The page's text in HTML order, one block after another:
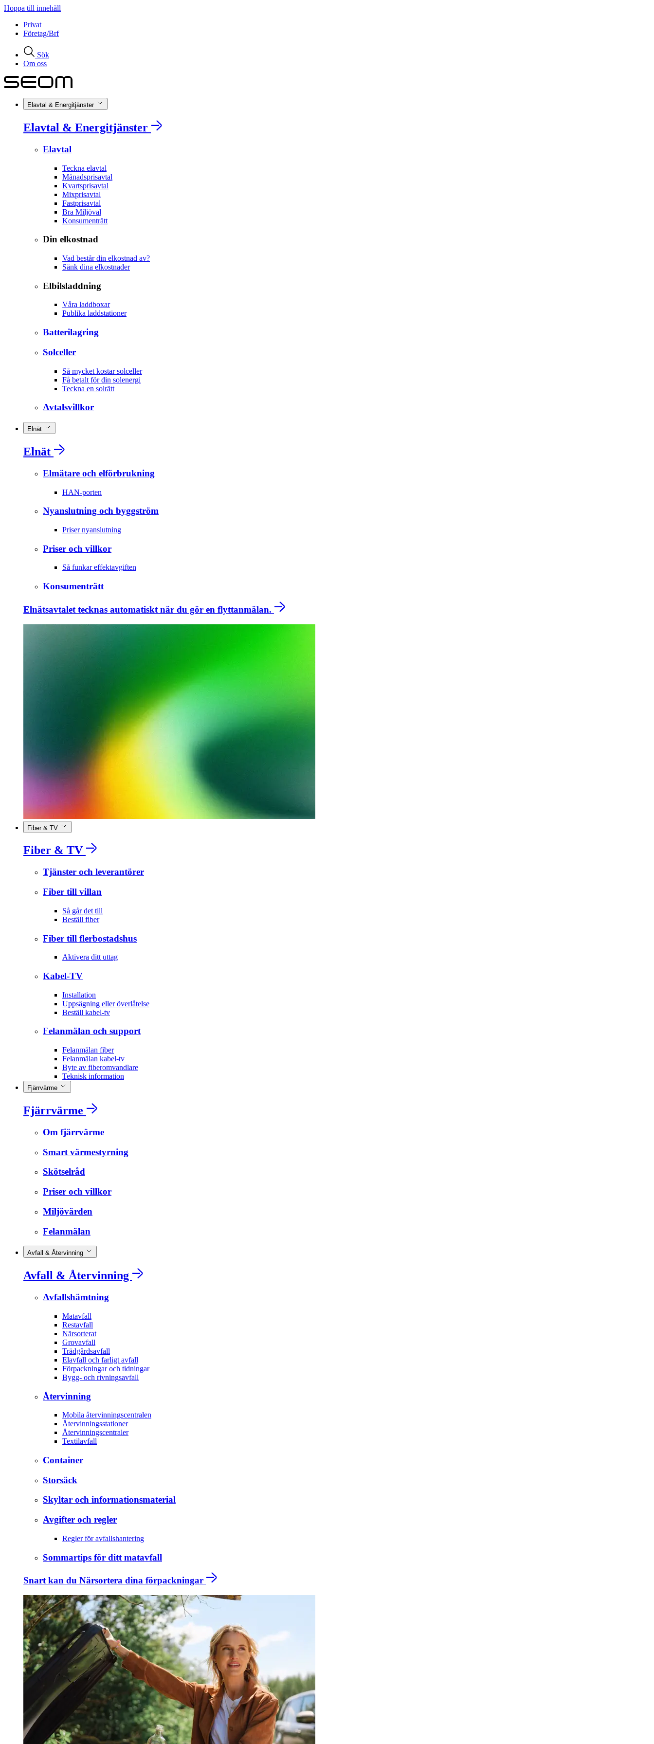
Hoppa till innehåll
Privat
Företag/Brf
Sök
Om oss
Elavtal & Energitjänster
Elavtal & Energitjänster
Elavtal
Teckna elavtal
Månadsprisavtal
Kvartsprisavtal
Mixprisavtal
Fastprisavtal
Bra Miljöval
Konsumenträtt
Din elkostnad
Vad består din elkostnad av?
Sänk dina elkostnader
Elbilsladdning
Våra laddboxar
Publika laddstationer
Batterilagring
Solceller
Så mycket kostar solceller
Få betalt för din solenergi
Teckna en solrätt
Avtalsvillkor
Elnät
Elnät
Elmätare och elförbrukning
HAN-porten
Nyanslutning och byggström
Priser nyanslutning
Priser och villkor
Så funkar effektavgiften
Konsumenträtt
Elnätsavtalet tecknas automatiskt när du gör en flyttanmälan.
Fiber & TV
Fiber & TV
Tjänster och leverantörer
Fiber till villan
Så går det till
Beställ fiber
Fiber till flerbostadshus
Aktivera ditt uttag
Kabel-TV
Installation
Uppsägning eller överlåtelse
Beställ kabel-tv
Felanmälan och support
Felanmälan fiber
Felanmälan kabel-tv
Byte av fiberomvandlare
Teknisk information
Fjärrvärme
Fjärrvärme
Om fjärrvärme
Smart värmestyrning
Skötselråd
Priser och villkor
Miljövärden
Felanmälan
Avfall & Återvinning
Avfall & Återvinning
Avfallshämtning
Matavfall
Restavfall
Närsorterat
Grovavfall
Trädgårdsavfall
Elavfall och farligt avfall
Förpackningar och tidningar
Bygg- och rivningsavfall
Återvinning
Mobila återvinningscentralen
Återvinningsstationer
Återvinningscentraler
Textilavfall
Container
Storsäck
Skyltar och informationsmaterial
Avgifter och regler
Regler för avfallshantering
Sommartips för ditt matavfall
Snart kan du Närsortera dina förpackningar